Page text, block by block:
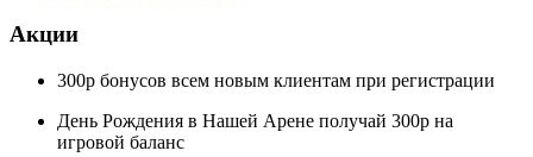
Акции
300р бонусов всем новым клиентам при регистрации
День Рождения в Нашей Арене получай 300р на
игровой баланс